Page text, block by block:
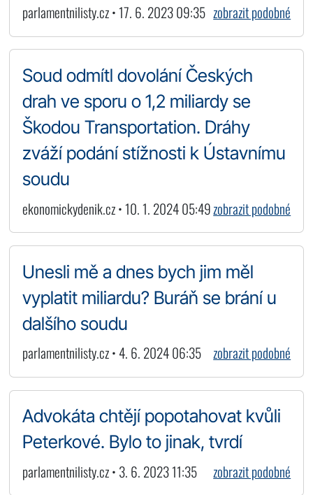
parlamentnilisty.cz • 17. 6. 2023 09:35 zobrazit podobné
Soud odmítl dovolání Českých
drah ve sporu o 1,2 miliardy se
Škodou Transportation. Dráhy
zváží podání stížnosti k Ústavnímu
soudu
ekonomickydenik.cz • 10. 1. 2024 05:49zobrazit podobné
Unesli mě a dnes bych jim měl
vyplatit miliardu? Buráň se brání u
dalšího soudu
parlamentnilisty.cz • 4. 6. 2024 06:35 zobrazit podobné
Advokáta chtějí popotahovat kvůli
Peterkové. Bylo to jinak, tvrdí
parlamentnilisty.cz • 3. 6. 2023 11:35 zobrazit podobné